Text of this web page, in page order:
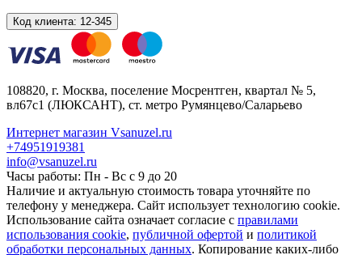
Код клиента: 12-345
108820, г. Москва, поселение Мосрентген, квартал № 5,
вл67с1 (ЛЮКСАНТ), ст. метро Румянцево/Саларьево
Интернет магазин Vsanuzel.ru
+74951919381
info@vsanuzel.ru
Часы работы: Пн - Вс с 9 до 20
Наличие и актуальную стоимость товара уточняйте по
телефону у менеджера. Сайт использует технологию cookie.
Использование сайта означает согласие с правилами
использования cookie, публичной офертой и политикой
обработки персональных данных. Копирование каких-либо